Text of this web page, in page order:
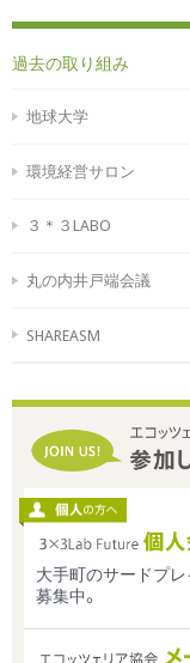
過去の取り組み
地球大学
環境経営サロン
３＊３LABO
丸の内井戸端会議
SHAREASM
大手町のサードプレ
募集中。